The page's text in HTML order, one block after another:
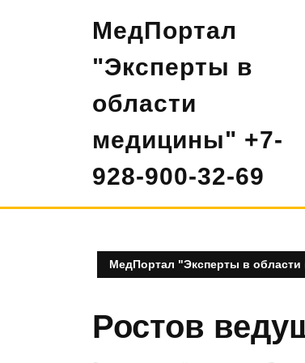
МедПортал
"Эксперты в
области
медицины" +7-
928-900-32-69
МедПортал "Эксперты в
Ростов